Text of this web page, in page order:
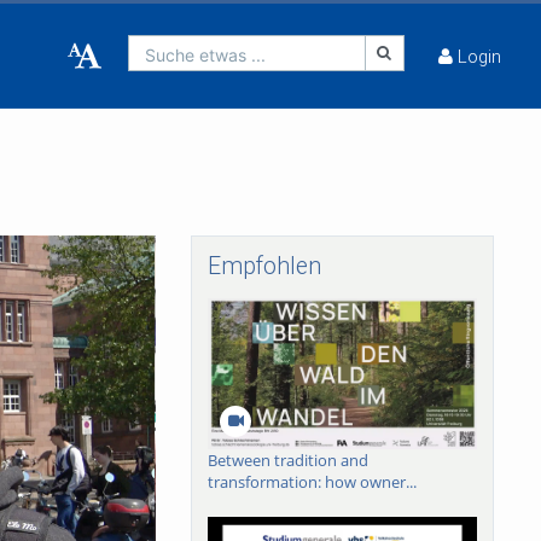
Suche etwas ... Login
Empfohlen
Between tradition and
transformation: how owner...